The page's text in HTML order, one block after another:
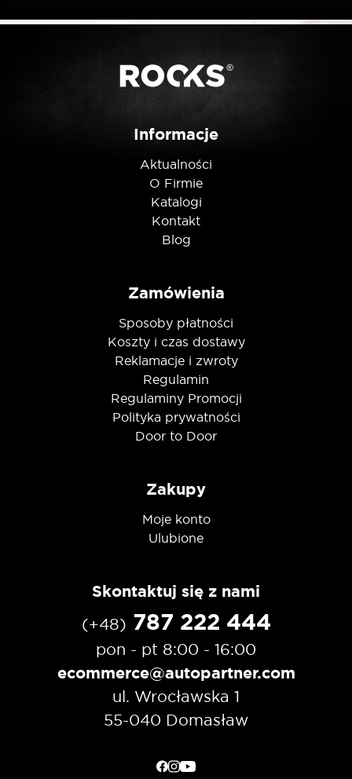
Informacje
Aktualności
O Firmie
Katalogi
Kontakt
Blog
Zamówienia
Sposoby płatności
Koszty i czas dostawy
Reklamacje i zwroty
Regulamin
Regulaminy Promocji
Polityka prywatności
Door to Door
Zakupy
Moje konto
Ulubione
Skontaktuj się z nami
(+48) 787 222 444
pon - pt 8:00 - 16:00
ecommerce@autopartner.com
ul. Wrocławska 1
55-040 Domasław